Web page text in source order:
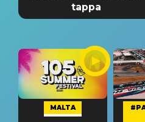
tappa
MALTA